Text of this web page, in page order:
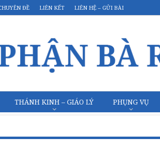
ĐỀ LIÊN KẾT LIÊN HỆ – GỬI BÀI
THÁNH KINH – GIÁO LÝ PHỤNG VỤ